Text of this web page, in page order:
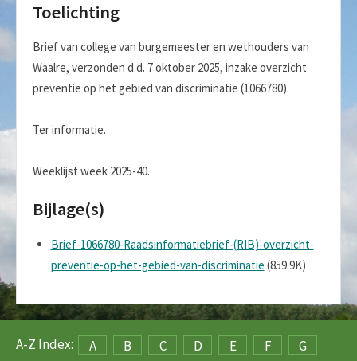
Toelichting
Brief van college van burgemeester en wethouders van
Waalre, verzonden d.d. 7 oktober 2025, inzake overzicht
preventie op het gebied van discriminatie (1066780).
Ter informatie.
Weeklijst week 2025-40.
Bijlage(s)
Brief-1066780-Raadsinformatiebrief-(RIB)-overzicht-
preventie-op-het-gebied-van-discriminatie (859.9K)
A-Z Index: A B C D E F
G